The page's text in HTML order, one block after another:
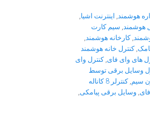
هوشمند اینترنت اشیا
هوشمند سیم کارت
کارخانه هوشمند
کنترل خانه هوشمند
های وای فای کنترل وای
وسایل برقی توسط
سیم
کنترلر 8 کاناله
وسایل برقی پیامکی